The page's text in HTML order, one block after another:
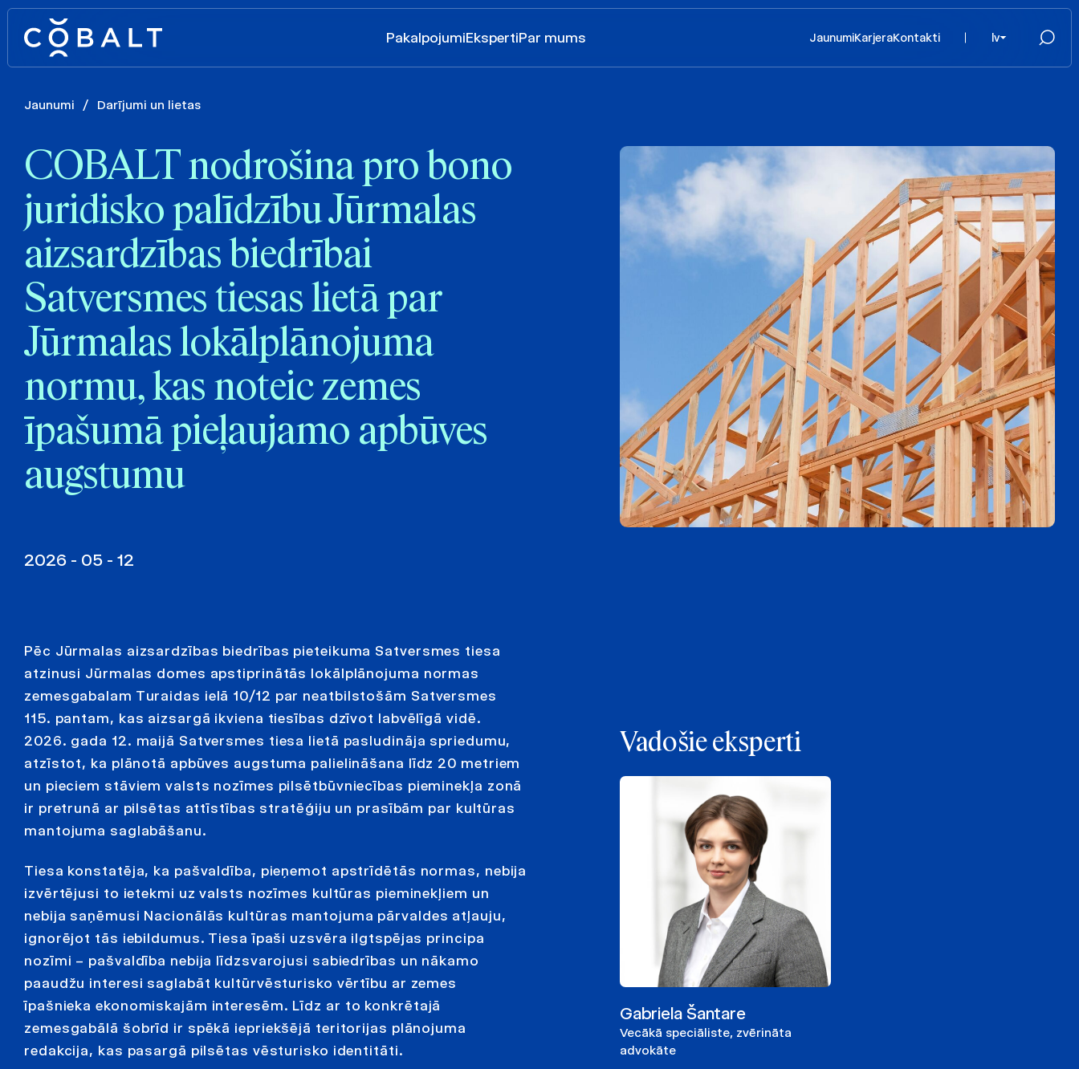
PakalpojumiEkspertiPar mums JaunumiKarjeraKontakti lv
Jaunumi / Darījumi un lietas
COBALT nodrošina pro bono
juridisko palīdzību Jūrmalas
aizsardzības biedrībai
Satversmes tiesas lietā par
Jūrmalas lokālplānojuma
normu, kas noteic zemes
īpašumā pieļaujamo apbūves
augstumu
2026 - 05 - 12
Pēc Jūrmalas aizsardzības biedrības pieteikuma Satversmes tiesa
atzinusi Jūrmalas domes apstiprinātās lokālplānojuma normas
zemesgabalam Turaidas ielā 10/12 par neatbilstošām Satversmes
115. pantam, kas aizsargā ikviena tiesības dzīvot labvēlīgā vidē.
2026. gada 12. maijā Satversmes tiesa lietā pasludināja spriedumu,
atzīstot, ka plānotā apbūves augstuma palielināšana līdz 20 metriem
un pieciem stāviem valsts nozīmes pilsētbūvniecības pieminekļa zonā
ir pretrunā ar pilsētas attīstības stratēģiju un prasībām par kultūras
mantojuma saglabāšanu.
Tiesa konstatēja, ka pašvaldība, pieņemot apstrīdētās normas, nebija
izvērtējusi to ietekmi uz valsts nozīmes kultūras pieminekļiem un
nebija saņēmusi Nacionālās kultūras mantojuma pārvaldes atļauju,
ignorējot tās iebildumus. Tiesa īpaši uzsvēra ilgtspējas principa
nozīmi – pašvaldība nebija līdzsvarojusi sabiedrības un nākamo
paaudžu interesi saglabāt kultūrvēsturisko vērtību ar zemes
īpašnieka ekonomiskajām interesēm. Līdz ar to konkrētajā
zemesgabālā šobrīd ir spēkā iepriekšējā teritorijas plānojuma
redakcija, kas pasargā pilsētas vēsturisko identitāti.
Vadošie eksperti
Gabriela Šantare
Vecākā speciāliste, zvērināta
advokāte